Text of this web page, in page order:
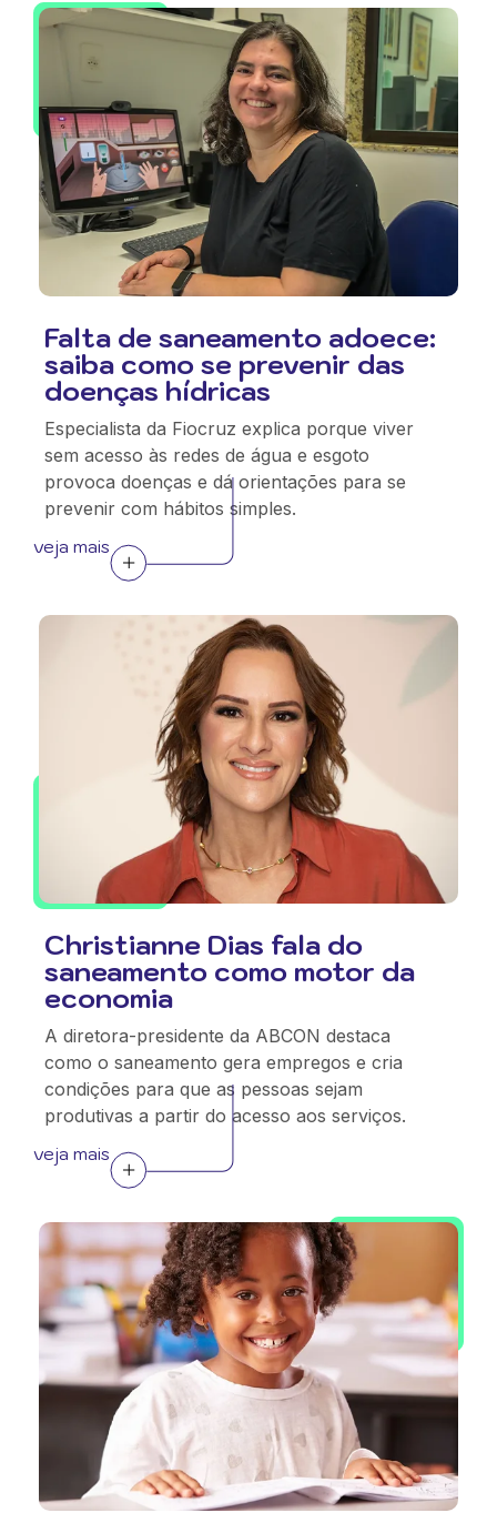
Falta de saneamento adoece:
saiba como se prevenir das
doenças hídricas
Especialista da Fiocruz explica porque viver
sem acesso às redes de água e esgoto
provoca doenças e dá orientações para se
prevenir com hábitos simples.
veja mais
Christianne Dias fala do
saneamento como motor da
economia
A diretora-presidente da ABCON destaca
como o saneamento gera empregos e cria
condições para que as pessoas sejam
produtivas a partir do acesso aos serviços.
veja mais